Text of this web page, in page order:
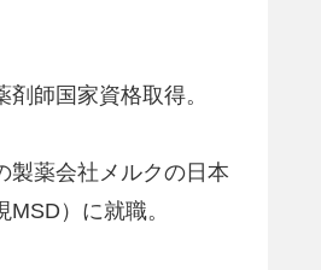
剤師国家資格取得。
製薬会社メルクの日本
）に就職。